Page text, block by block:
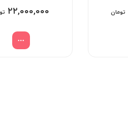
تومان ۲۲,۰۰۰,۰۰۰